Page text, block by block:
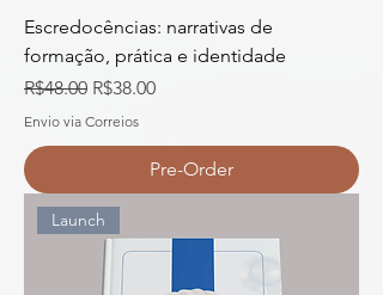
Escredocências: narrativas de
formação, prática e identidade
Regular Price
R$48.00 Sale Price
R$38.00
Envio via Correios
Pre-Order
Launch